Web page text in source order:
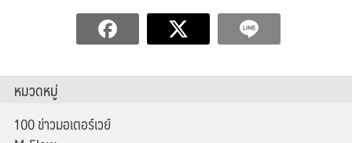
หมวดหมู่
100 ข่าวมอเตอร์เวย์